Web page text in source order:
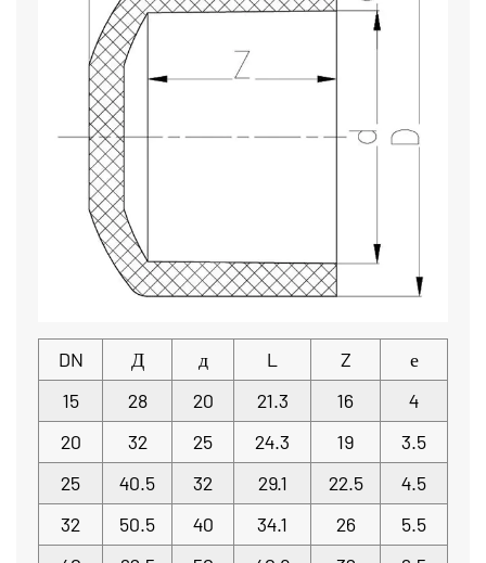
DN Д д L Z
е
15
28 20 21.3 16
4
20
32 25 24.3 19
3.5
25
40.5 32 29.1 22.5
4.5
32
50.5 40 34.1 26
5.5